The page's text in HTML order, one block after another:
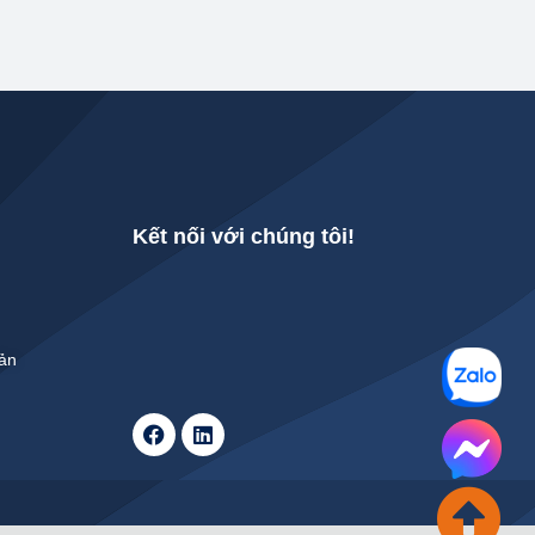
Kết nối với chúng tôi!